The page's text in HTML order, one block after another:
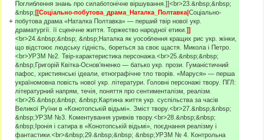
+
Поглиблення знань про силаботонічне віршування.]]<br>23.&nbsp;&nbsp;
&nbsp; [[Соціально-побутова_драма_Наталка_Полтавка| Соціально-
побутова драма «Наталка Полтавка» — перший твір нової укр.
драматургії. її сценічне життя. Торжество народної етики.]]
<br>24.&nbsp;&nbsp; &nbsp;Наталка як уособлення кращих рис укр. жінки,
що відстоює людську гідність, бореться за своє щастя. Микола і Петро.
<br>УРЗМ №2. Твір-характеристика персонажа.<br>25.&nbsp;&nbsp;
&nbsp;Григорій Квітка-Основ'яненко — батько укр. прози. Гуманістичний
пафос, християнські ідеали, етнографічне тло творів. «Маруся» — перша
україномовна повість нової укр. літератури. Головні персонажі твору. ПГЛ:
літературний напрям, течія, поняття про сентименталізм, реалізм.
<br>26.&nbsp;&nbsp; &nbsp;Картина життя укр. суспільства за часів
Великої Руїни в «Конотопській відьмі». Зміст твору.<br>27.&nbsp;&nbsp;
&nbsp;УРЗМ №3. Коментування уривків твору.<br>28.&nbsp;&nbsp;
&nbsp;Іронія і сатира в «Конотопській відьмі», поєднання реалізму і
фантастики.<br>&nbsp;29.&nbsp;&nbsp; &nbsp;УРЗМ № 4. Контрольна